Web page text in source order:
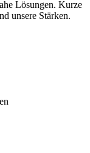
Lösungen. Kurze
unsere Stärken.